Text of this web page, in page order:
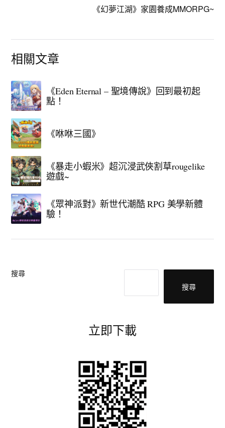
《幻夢江湖》家園養成MMORPG~
相關文章
《Eden Eternal – 聖境傳說》回到最初起
點！
《咻咻三國》
《暴走小蝦米》超沉浸武俠割草rougelike
遊戲~
《眾神派對》新世代潮酷 RPG 美學新體
驗！
搜尋
搜尋
立即下載